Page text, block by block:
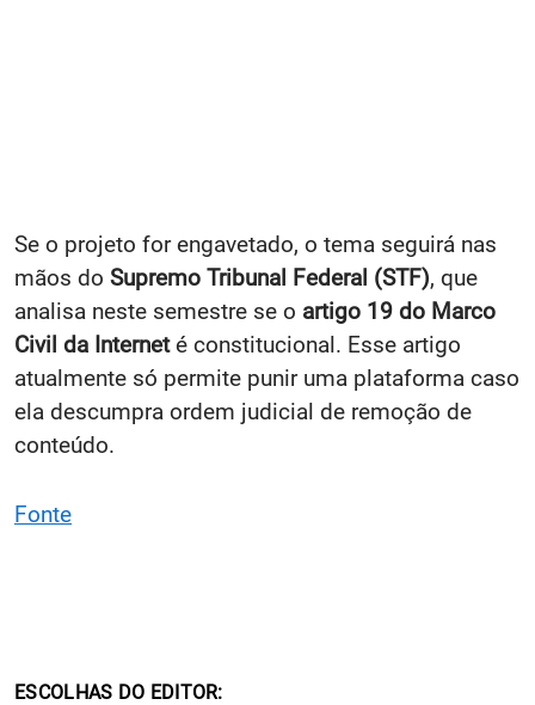
Se o projeto for engavetado, o tema seguirá nas
mãos do Supremo Tribunal Federal (STF), que
analisa neste semestre se o artigo 19 do Marco
Civil da Interneté constitucional. Esse artigo
atualmente só permite punir uma plataforma caso
ela descumpra ordem judicial de remoção de
conteúdo.
Fonte
ESCOLHAS DO EDITOR